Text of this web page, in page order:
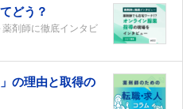
どう？
剤師に徹底インタビ
の理由と取得の